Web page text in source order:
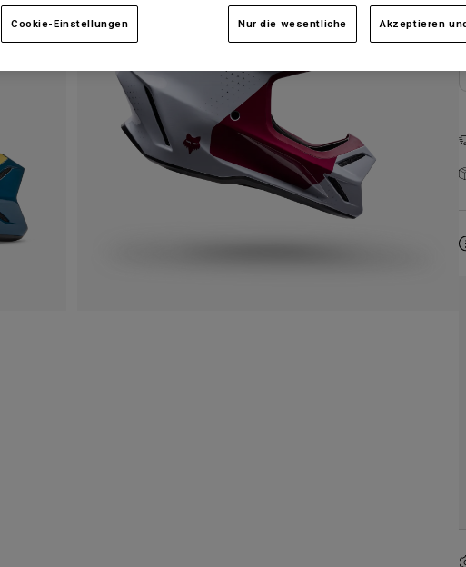
Cookie-Einstellungen Nur die wesentliche Akzeptieren